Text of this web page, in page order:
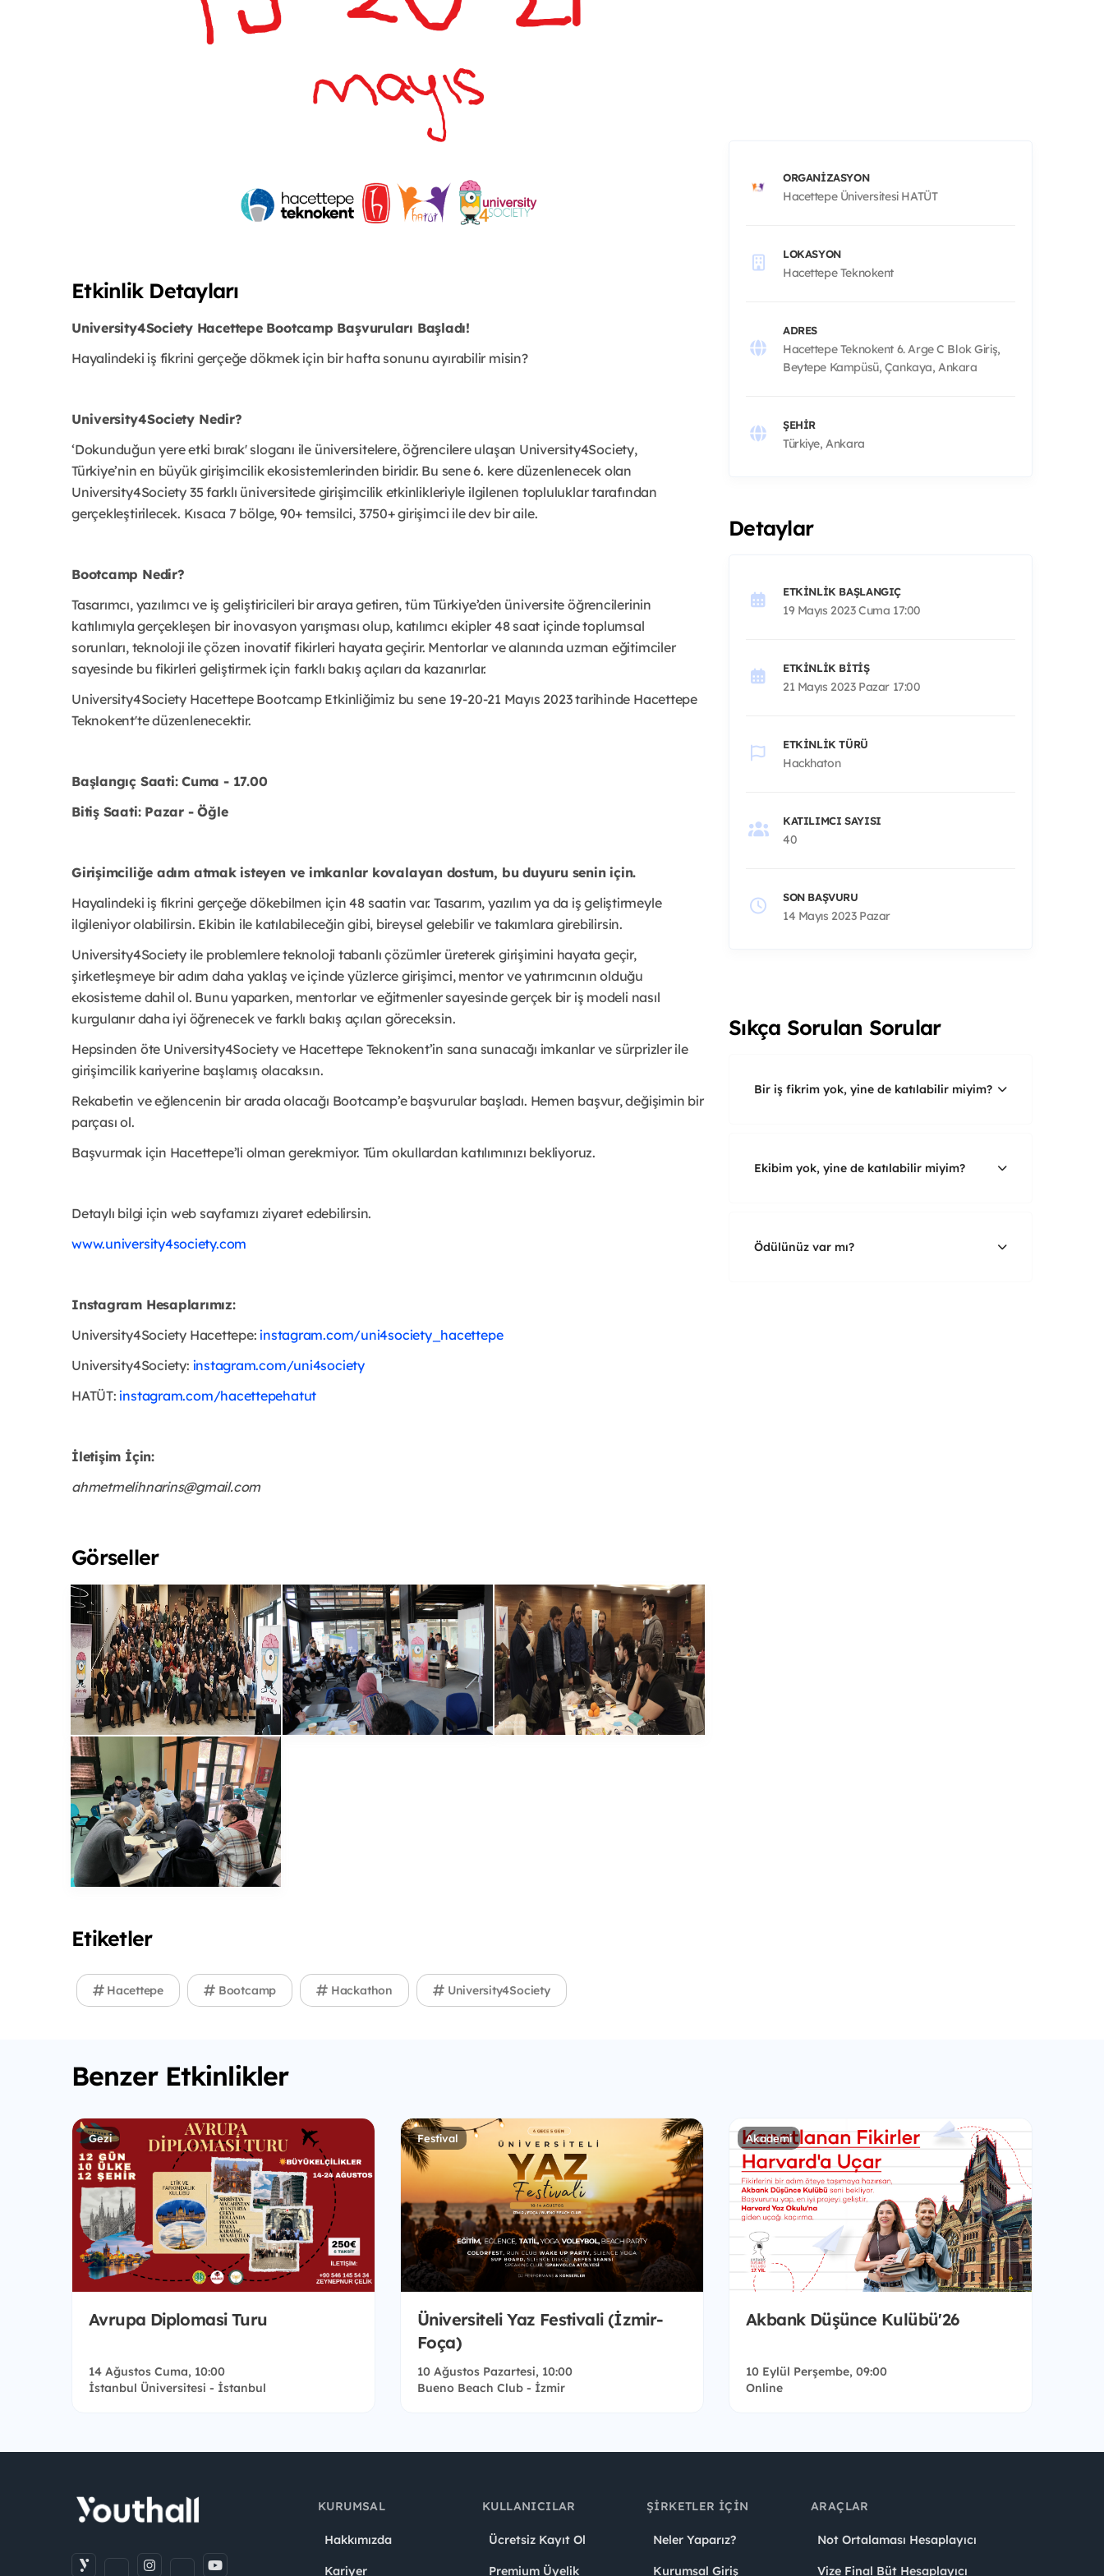
Etkinlik Detayları
University4Society Hacettepe Bootcamp Başvuruları Başladı!
Hayalindeki iş fikrini gerçeğe dökmek için bir hafta sonunu ayırabilir misin?
University4Society Nedir?
‘Dokunduğun yere etki bırak' sloganı ile üniversitelere, öğrencilere ulaşan University4Society,
Türkiye’nin en büyük girişimcilik ekosistemlerinden biridir. Bu sene 6. kere düzenlenecek olan
University4Society 35 farklı üniversitede girişimcilik etkinlikleriyle ilgilenen topluluklar tarafından
gerçekleştirilecek. Kısaca 7 bölge, 90+ temsilci, 3750+ girişimci ile dev bir aile.
Bootcamp Nedir?
Tasarımcı, yazılımcı ve iş geliştiricileri bir araya getiren, tüm Türkiye’den üniversite öğrencilerinin
katılımıyla gerçekleşen bir inovasyon yarışması olup, katılımcı ekipler 48 saat içinde toplumsal
sorunları, teknoloji ile çözen inovatif fikirleri hayata geçirir. Mentorlar ve alanında uzman eğitimciler
sayesinde bu fikirleri geliştirmek için farklı bakış açıları da kazanırlar.
University4Society Hacettepe Bootcamp Etkinliğimiz bu sene 19-20-21 Mayıs 2023 tarihinde Hacettepe
Teknokent'te düzenlenecektir.
Başlangıç Saati: Cuma - 17.00
Bitiş Saati: Pazar - Öğle
Girişimciliğe adım atmak isteyen ve imkanlar kovalayan dostum, bu duyuru senin için.
Hayalindeki iş fikrini gerçeğe dökebilmen için 48 saatin var. Tasarım, yazılım ya da iş geliştirmeyle
ilgileniyor olabilirsin. Ekibin ile katılabileceğin gibi, bireysel gelebilir ve takımlara girebilirsin.
University4Society ile problemlere teknoloji tabanlı çözümler üreterek girişimini hayata geçir,
şirketleşmeye bir adım daha yaklaş ve içinde yüzlerce girişimci, mentor ve yatırımcının olduğu
ekosisteme dahil ol. Bunu yaparken, mentorlar ve eğitmenler sayesinde gerçek bir iş modeli nasıl
kurgulanır daha iyi öğrenecek ve farklı bakış açıları göreceksin.
Hepsinden öte University4Society ve Hacettepe Teknokent’in sana sunacağı imkanlar ve sürprizler ile
girişimcilik kariyerine başlamış olacaksın.
Rekabetin ve eğlencenin bir arada olacağı Bootcamp’e başvurular başladı. Hemen başvur, değişimin bir
parçası ol.
Başvurmak için Hacettepe’li olman gerekmiyor. Tüm okullardan katılımınızı bekliyoruz.
Detaylı bilgi için web sayfamızı ziyaret edebilirsin.
www.university4society.com
Instagram Hesaplarımız:
University4Society Hacettepe:instagram.com/uni4society_hacettepe
University4Society: instagram.com/uni4society
HATÜT:instagram.com/hacettepehatut
İletişim İçin:
ahmetmelihnarins@gmail.com
Görseller
Etiketler
Hacettepe Bootcamp Hackathon University4Society
ORGANIZASYON
Hacettepe Üniversitesi HATÜT
LOKASYON
Hacettepe Teknokent
ADRES
Hacettepe Teknokent 6. Arge C Blok Giriş,
Beytepe Kampüsü, Çankaya, Ankara
ŞEHIR
Türkiye, Ankara
Detaylar
ETKINLIK BAŞLANGIÇ
19 Mayıs 2023 Cuma 17:00
ETKINLIK BITIŞ
21 Mayıs 2023 Pazar 17:00
ETKINLIK TÜRÜ
Hackhaton
KATILIMCI SAYISI
40
SON BAŞVURU
14 Mayıs 2023 Pazar
Sıkça Sorulan Sorular
Bir iş fikrim yok, yine de katılabilir miyim?
Ekibim yok, yine de katılabilir miyim?
Ödülünüz var mı?
Benzer Etkinlikler
Gezi
Avrupa Diplomasi Turu
14 Ağustos Cuma, 10:00
İstanbul Üniversitesi - İstanbul
Festival
Üniversiteli Yaz Festivali (İzmir-
Foça)
10 Ağustos Pazartesi, 10:00
Bueno Beach Club - İzmir
Akademi
Akbank Düşünce Kulübü'26
10 Eylül Perşembe, 09:00
Online
KURUMSAL
Hakkımızda
Kariyer
KULLANICILAR
Ücretsiz Kayıt Ol
Premium Üyelik
ŞIRKETLER İÇIN
Neler Yaparız?
Kurumsal Giriş
ARAÇLAR
Not Ortalaması Hesaplayıcı
Vize Final Büt Hesaplayıcı